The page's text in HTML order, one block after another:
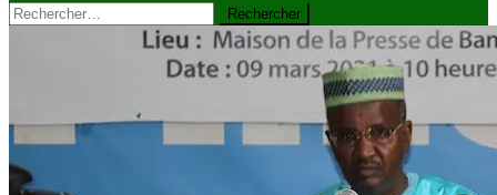
Rechercher :